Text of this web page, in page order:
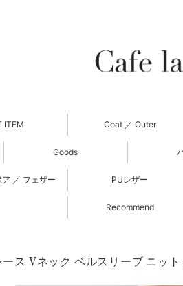
ITEM Coat ／ Outer
Goods
／ フェザー PUレザー
Recommend
ース Vネック ベルスリーブ ニット